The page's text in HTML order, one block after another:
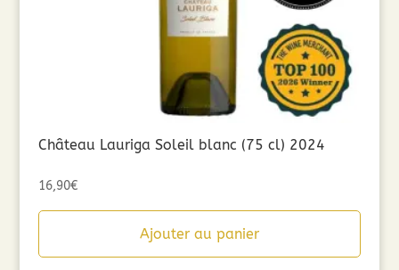
Château Lauriga Soleil blanc (75 cl) 2024
16,90€
Ajouter au panier